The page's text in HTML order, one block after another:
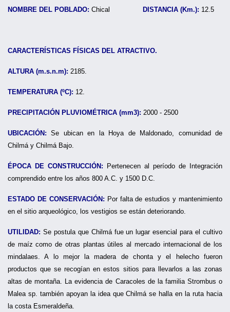
NOMBRE DEL POBLADO: Chical DISTANCIA (Km.): 12.5
CARACTERÍSTICAS FÍSICAS DEL ATRACTIVO.
ALTURA (m.s.n.m): 2185.
TEMPERATURA (ºC): 12.
PRECIPITACIÓN PLUVIOMÉTRICA (mm3): 2000 - 2500
UBICACIÓN: Se ubican en la Hoya de Maldonado, comunidad de
Chilmá y Chilmá Bajo.
ÉPOCA DE CONSTRUCCIÓN: Pertenecen al período de Integración
comprendido entre los años 800 A.C. y 1500 D.C.
ESTADO DE CONSERVACIÓN: Por falta de estudios y mantenimiento
en el sitio arqueológico, los vestigios se están deteriorando.
UTILIDAD: Se postula que Chilmá fue un lugar esencial para el cultivo
de maíz como de otras plantas útiles al mercado internacional de los
mindalaes. A lo mejor la madera de chonta y el helecho fueron
productos que se recogían en estos sitios para llevarlos a las zonas
altas de montaña. La evidencia de Caracoles de la familia Strombus o
Malea sp. también apoyan la idea que Chilmá se halla en la ruta hacia
la costa Esmeraldeña.